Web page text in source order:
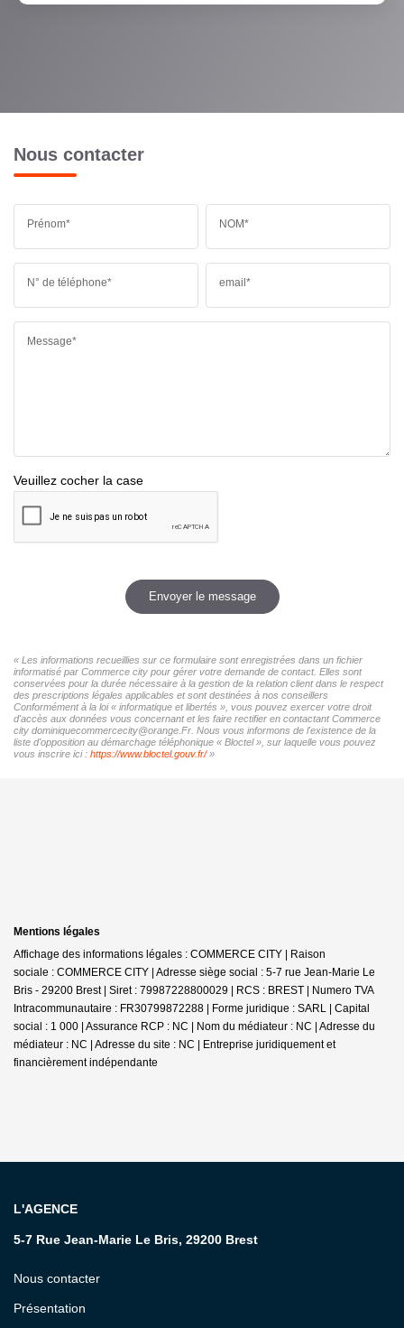
Nous contacter
Prénom* NOM*
N° de téléphone* email*
Message*
Veuillez cocher la case
Envoyer le message
« Les informations recueillies sur ce formulaire sont enregistrées dans un fichier
informatisé par Commerce city pour gérer votre demande de contact. Elles sont
conservées pour la durée nécessaire à la gestion de la relation client dans le respect
des prescriptions légales applicables et sont destinées à nos conseillers
Conformément à la loi « informatique et libertés », vous pouvez exercer votre droit
d'accès aux données vous concernant et les faire rectifier en contactant Commerce
city dominiquecommercecity@orange.Fr. Nous vous informons de l'existence de la
liste d'opposition au démarchage téléphonique « Bloctel », sur laquelle vous pouvez
vous inscrire ici : https://www.bloctel.gouv.fr/»
Mentions légales
Affichage des informations légales : COMMERCE CITY | Raison
sociale : COMMERCE CITY | Adresse siège social : 5-7 rue Jean-Marie Le
Bris - 29200 Brest | Siret : 79987228800029 | RCS : BREST | Numero TVA
Intracommunautaire : FR30799872288 | Forme juridique : SARL | Capital
social : 1 000 | Assurance RCP : NC | Nom du médiateur : NC | Adresse du
médiateur : NC | Adresse du site : NC | Entreprise juridiquement et
financièrement indépendante
L'AGENCE
5-7 Rue Jean-Marie Le Bris, 29200 Brest
Nous contacter
Présentation